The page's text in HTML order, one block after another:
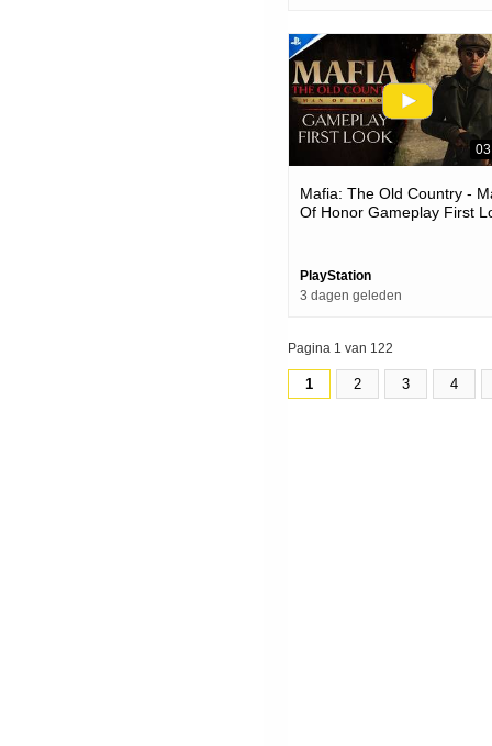
Mafia: The Old Country -
Of Honor Gameplay First
PlayStation
3 dagen geleden
Pagina 1 van 122
1 2 3 4